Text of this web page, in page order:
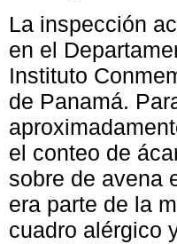
La inspección
en el
Instituto
de Panamá.
el conteo de
sobre de avena
era parte de la
cuadro alérgico